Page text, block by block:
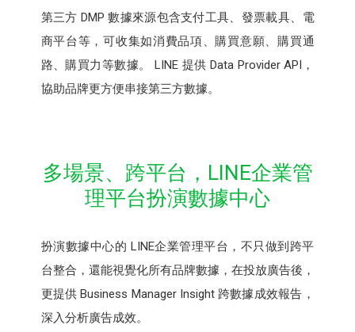
第三方 DMP 數據來源包含支付工具、發票載具、電
商平台等，可收集如消費品項、購買意願、購買通
路、購買力等數據。 LINE 提供 Data Provider API，
協助品牌更方便串接第三方數據。
多場景、跨平台，LINE企業管
理平台扮演數據中心
扮演數據中心的 LINE企業管理平台，不只做到跨平
台整合，還能視覺化所有品牌數據，在投放廣告後，
更提供 Business Manager Insight 跨數據成效報告，
深入分析廣告成效。